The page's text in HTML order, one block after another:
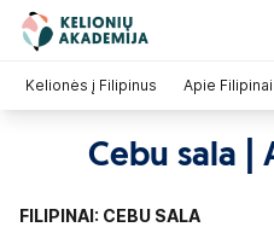
Kelionės į Filipinus Apie Filipinai
Cebu sala |
FILIPINAI: CEBU SALA